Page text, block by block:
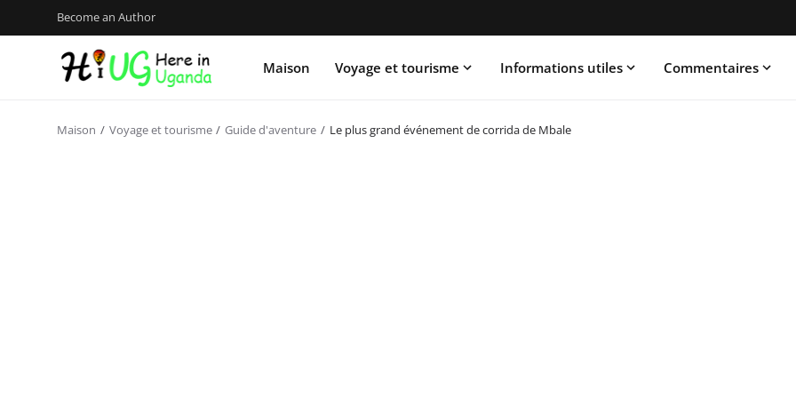
Become an Author
Maison Voyage et tourisme Informations utiles Commentaires
Maison Voyage et tourisme Guide d'aventure Le plus grand événement de corrida de Mbale